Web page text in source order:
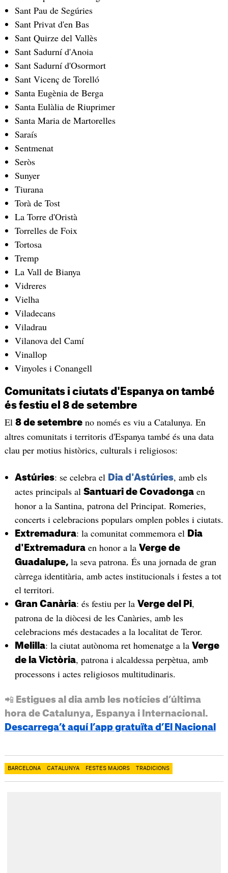
Sant Pau de Segúries
Sant Privat d'en Bas
Sant Quirze del Vallès
Sant Sadurní d'Anoia
Sant Sadurní d'Osormort
Sant Vicenç de Torelló
Santa Eugènia de Berga
Santa Eulàlia de Riuprimer
Santa Maria de Martorelles
Saraís
Sentmenat
Seròs
Sunyer
Tiurana
Torà de Tost
La Torre d'Oristà
Torrelles de Foix
Tortosa
Tremp
La Vall de Bianya
Vidreres
Vielha
Viladecans
Viladrau
Vilanova del Camí
Vinallop
Vinyoles i Conangell
Comunitats i ciutats d'Espanya on també
és festiu el 8 de setembre
El 8 de setembreno només es viu a Catalunya. En
altres comunitats i territoris d'Espanya també és una data
clau per motius històrics, culturals i religiosos:
Astúries: se celebra el Dia d'Astúries, amb els
actes principals al Santuari de Covadongaen
honor a la Santina, patrona del Principat. Romeries,
concerts i celebracions populars omplen pobles i ciutats.
Extremadura: la comunitat commemora el Dia
d'Extremaduraen honor a la Verge de
Guadalupe, la seva patrona. És una jornada de gran
càrrega identitària, amb actes institucionals i festes a tot
el territori.
Gran Canària: és festiu per la Verge del Pi,
patrona de la diòcesi de les Canàries, amb les
celebracions més destacades a la localitat de Teror.
Melilla: la ciutat autònoma ret homenatge a la Verge
de la Victòria, patrona i alcaldessa perpètua, amb
processons i actes religiosos multitudinaris.
📲 Estigues al dia amb les notícies d’última
hora de Catalunya, Espanya i Internacional.
Descarrega’t aquí l’app gratuïta d’El Nacional
BARCELONA CATALUNYA FESTES MAJORS TRADICIONS